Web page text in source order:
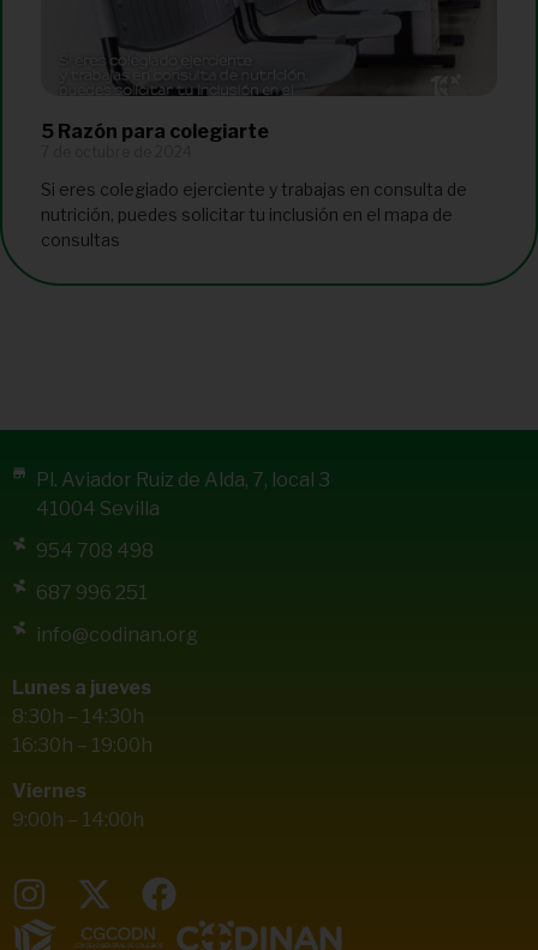
5 Razón para colegiarte
Si eres colegiado ejerciente y trabajas en consulta de
nutrición, puedes solicitar tu inclusión en el mapa de
consultas
Pl. Aviador Ruiz de Alda, 7, local 3
41004 Sevilla
954 708 498
687 996 251
info@codinan.org
Lunes a jueves
8:30h – 14:30h
16:30h – 19:00h
Viernes
9:00h – 14:00h